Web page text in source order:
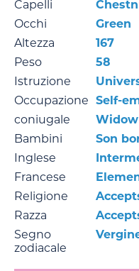
Capelli
Occhi
Green
Altezza
167
Peso
58
Istruzione
Occupazione Self-
coniugale
Widow
Bambini
Son
Inglese
Francese
Religione
Razza
Segno
zodiacale